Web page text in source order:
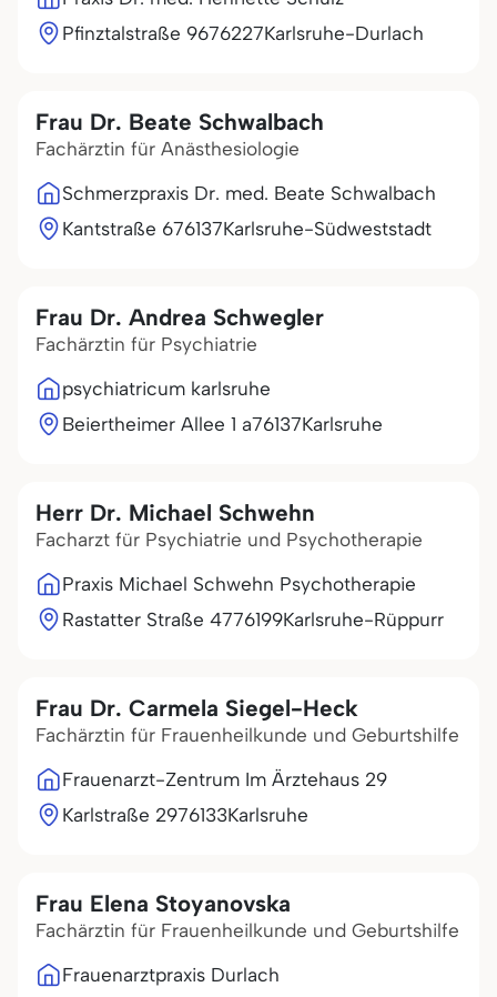
Pfinztalstraße 9676227Karlsruhe-Durlach
Frau Dr. Beate Schwalbach
Fachärztin für Anästhesiologie
Schmerzpraxis Dr. med. Beate Schwalbach
Kantstraße 676137Karlsruhe-Südweststadt
Frau Dr. Andrea Schwegler
Fachärztin für Psychiatrie
psychiatricum karlsruhe
Beiertheimer Allee 1 a76137Karlsruhe
Herr Dr. Michael Schwehn
Facharzt für Psychiatrie und Psychotherapie
Praxis Michael Schwehn Psychotherapie
Rastatter Straße 4776199Karlsruhe-Rüppurr
Frau Dr. Carmela Siegel-Heck
Fachärztin für Frauenheilkunde und Geburtshilfe
Frauenarzt-Zentrum Im Ärztehaus 29
Karlstraße 2976133Karlsruhe
Frau Elena Stoyanovska
Fachärztin für Frauenheilkunde und Geburtshilfe
Frauenarztpraxis Durlach